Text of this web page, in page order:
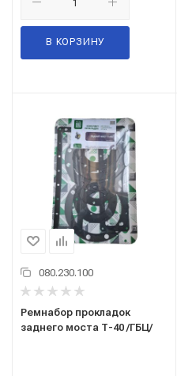
В КОРЗИНУ
080.230.100
Ремнабор прокладок
заднего моста Т-40 /ГБЦ/